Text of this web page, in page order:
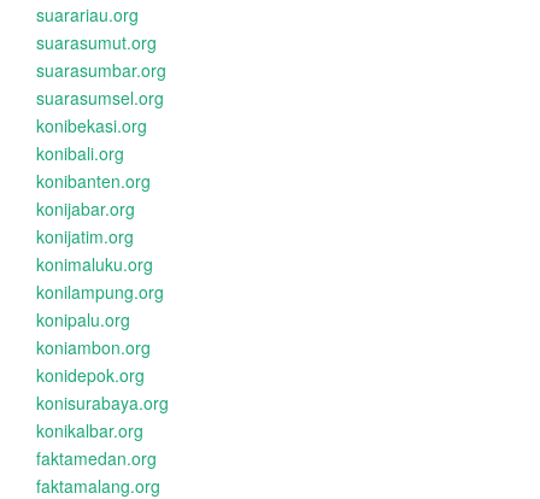
suarariau.org
suarasumut.org
suarasumbar.org
suarasumsel.org
konibekasi.org
konibali.org
konibanten.org
konijabar.org
konijatim.org
konimaluku.org
konilampung.org
konipalu.org
koniambon.org
konidepok.org
konisurabaya.org
konikalbar.org
faktamedan.org
faktamalang.org